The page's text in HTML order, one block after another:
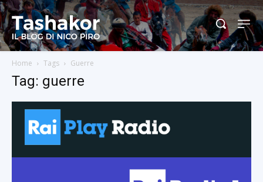
Home Tags Guerre
Tag: guerre